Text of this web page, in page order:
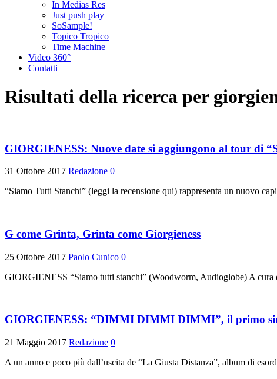
In Medias Res
Just push play
SoSample!
Topico Tropico
Time Machine
Video 360°
Contatti
Risultati della ricerca per
GIORGIENESS: Nuove date si aggiungono al tour di
31 Ottobre 2017 Redazione 0
“Siamo Tutti Stanchi” (leggi la recensione qui) rappresenta un nuovo
G come Grinta, Grinta come Giorgieness
25 Ottobre 2017 Paolo Cunico 0
GIORGIENESS “Siamo tutti stanchi” (Woodworm, Audioglobe) A
GIORGIENESS: “DIMMI DIMMI DIMMI”, il primo
21 Maggio 2017 Redazione 0
A un anno e poco più dall’uscita de “La Giusta Distanza”, album di